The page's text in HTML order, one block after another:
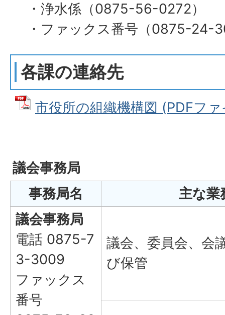
・浄水係（0875-56-0272）
・ファックス番号（0875-​24-
各課の連絡先
市役所の組織機構図 (PDFフ
議会事務局
事務局名
主な業
議会事務局
電話 0875-7
3-3009
ファックス
番号
議会、委員会、会
び保管